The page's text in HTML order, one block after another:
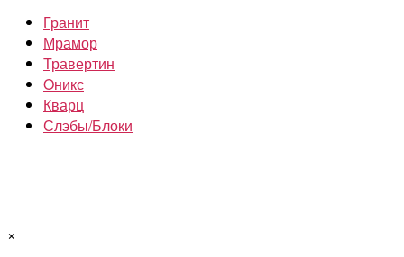
Гранит
Мрамор
Травертин
Oникс
Кварц
Слэбы/Блоки
×